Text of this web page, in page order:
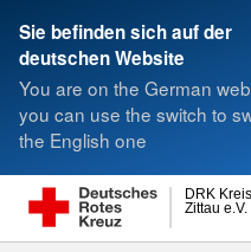
Sie befinden sich auf der
deutschen Website
You are on the German
you can use the switch to
the English one
Zittau e.V.
DRK
Suche
Termine